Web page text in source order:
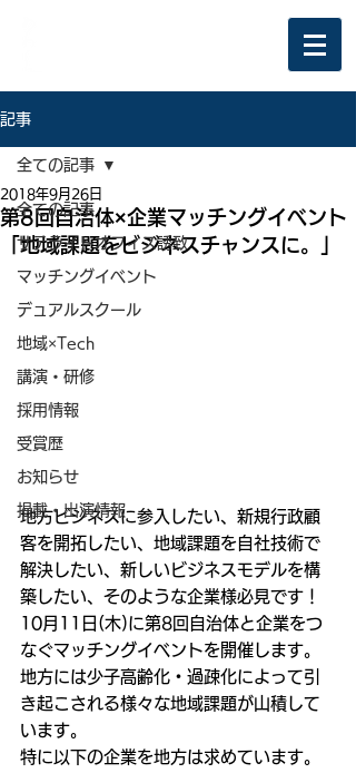
記事
全ての記事
サテライトオフィス誘致
マッチングイベント
デュアルスクール
地域×Tech
講演・研修
採用情報
受賞歴
お知らせ
掲載・出演情報
全ての記事
第8回自治体×企業マッチングイベント
「地域課題をビジネスチャンスに。」
2018年9月26日
地方ビジネスに参入したい、新規行政顧
客を開拓したい、地域課題を自社技術で
解決したい、新しいビジネスモデルを構
築したい、そのような企業様必見です！
10月11日(木)に第8回自治体と企業をつ
なぐマッチングイベントを開催します。
地方には少子高齢化・過疎化によって引
き起こされる様々な地域課題が山積して
います。
特に以下の企業を地方は求めています。